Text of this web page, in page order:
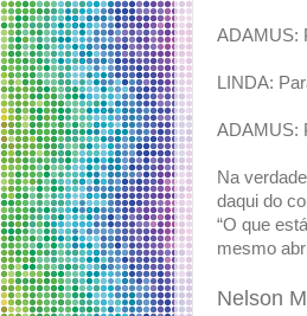
ADAMUS:
LINDA:
ADAMUS:
Na
daqui do
“O que
mesmo
Nelson